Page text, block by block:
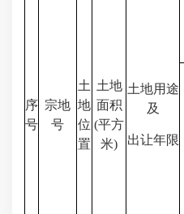
序
号
宗地
号
土
地
位
置
土地
面积
(平方
米)
土地用途
及
出让年限